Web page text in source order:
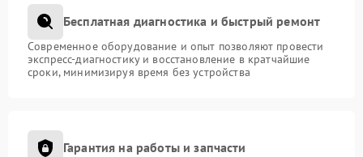
Бесплатная диагностика и быстрый ремонт
Современное оборудование и опыт позволяют провести
экспресс-диагностику и восстановление в кратчайшие
сроки, минимизируя время без устройства
Гарантия на работы и запчасти